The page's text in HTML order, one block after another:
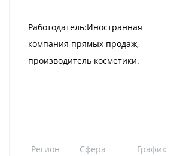
Работодатель:Иностранная
компания прямых продаж,
производитель косметики.
Регион Сфера
График